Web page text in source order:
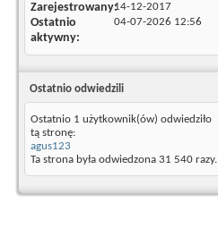
Zarejestrowany14-12-2017
Ostatnio
aktywny
04-07-2026 12:56
Ostatnio odwiedzili
Ostatnio 1 użytkownik(ów) odwiedziło
tą stronę:
agus123
Ta strona była odwiedzona 31 540 razy.